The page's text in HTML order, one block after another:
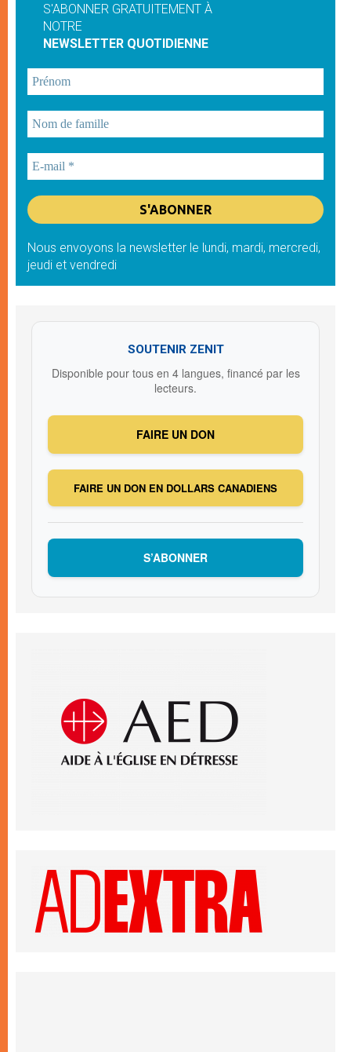
S'ABONNER GRATUITEMENT À
NOTRE
NEWSLETTER QUOTIDIENNE
Nous envoyons la newsletter le lundi, mardi, mercredi,
jeudi et vendredi
SOUTENIR ZENIT
Disponible pour tous en 4 langues, financé par les
lecteurs.
FAIRE UN DON
FAIRE UN DON EN DOLLARS CANADIENS
S’ABONNER